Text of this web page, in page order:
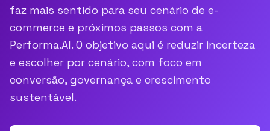
faz mais sentido para seu cenário de e-
commerce e próximos passos com a
Performa.AI. O objetivo aqui é reduzir incerteza
e escolher por cenário, com foco em
conversão, governança e crescimento
sustentável.